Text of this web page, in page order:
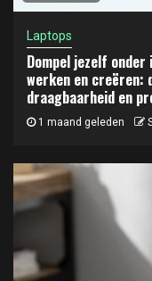
Laptops
Dompel jezelf onder
werken en creëren:
draagbaarheid en
1 maand geleden